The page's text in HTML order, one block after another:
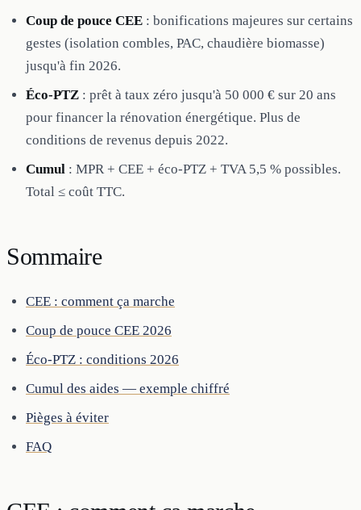
Coup de pouce CEE : bonifications majeures sur certains
gestes (isolation combles, PAC, chaudière biomasse)
jusqu'à fin 2026.
Éco-PTZ : prêt à taux zéro jusqu'à 50 000 € sur 20 ans
pour financer la rénovation énergétique. Plus de
conditions de revenus depuis 2022.
Cumul : MPR + CEE + éco-PTZ + TVA 5,5 % possibles.
Total ≤ coût TTC.
Sommaire
CEE : comment ça marche
Coup de pouce CEE 2026
Éco-PTZ : conditions 2026
Cumul des aides — exemple chiffré
Pièges à éviter
FAQ